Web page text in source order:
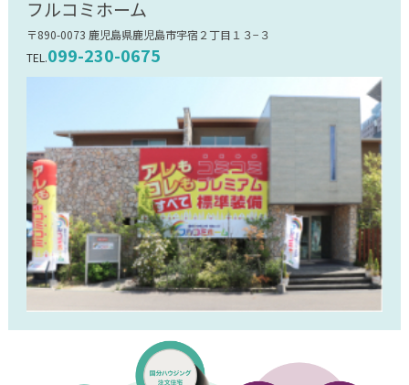
フルコミホーム
〒890-0073 鹿児島県鹿児島市宇宿２丁目１３−３
TEL.099-230-0675